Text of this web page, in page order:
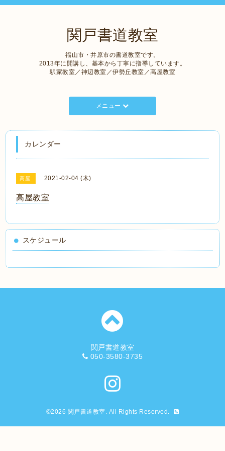
関戸書道教室
福山市・井原市の書道教室です。
2013年に開講し、基本から丁寧に指導しています。
駅家教室／神辺教室／伊勢丘教室／高屋教室
メニュー
カレンダー
高屋 2021-02-04 (木)
高屋教室
スケジュール
関戸書道教室
050-3580-3735
©2026 関戸書道教室. All Rights Reserved.